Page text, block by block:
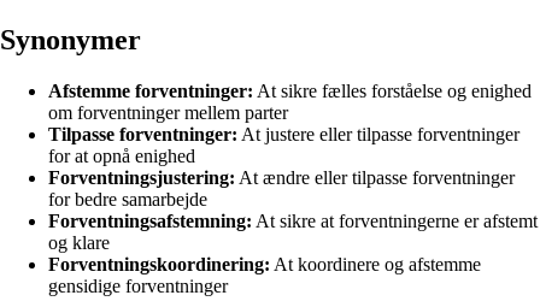
Synonymer
Afstemme forventninger: At sikre fælles forståelse og enighed
om forventninger mellem parter
Tilpasse forventninger: At justere eller tilpasse forventninger
for at opnå enighed
Forventningsjustering: At ændre eller tilpasse forventninger
for bedre samarbejde
Forventningsafstemning: At sikre at forventningerne er afstemt
og klare
Forventningskoordinering: At koordinere og afstemme
gensidige forventninger